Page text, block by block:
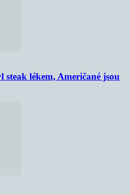
lékem, Američané jsou